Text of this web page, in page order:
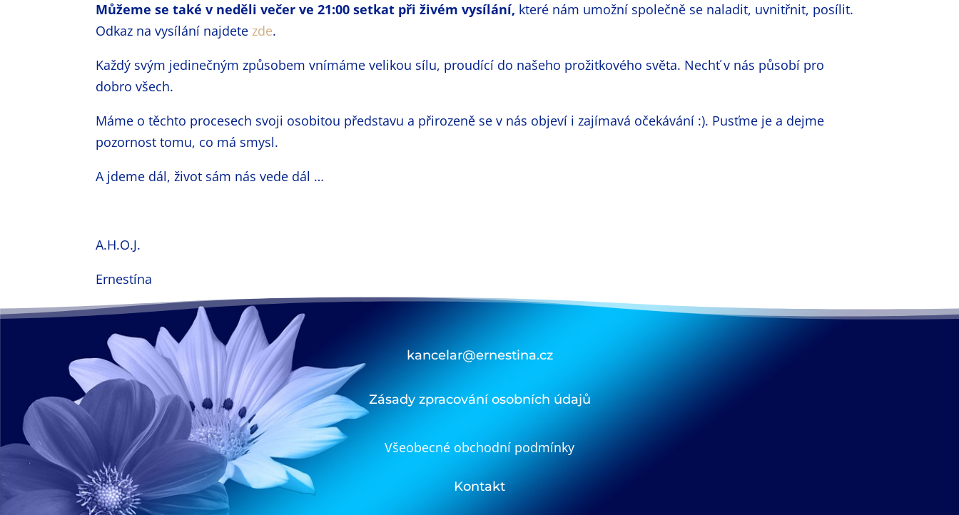
Můžeme se také v neděli večer ve 21:00 setkat při živém vysílání, které nám umožní společně se naladit, uvnitřnit, posílit.
Odkaz na vysílání najdetezde.
Každý svým jedinečným způsobem vnímáme velikou sílu, proudící do našeho prožitkového světa. Nechť v nás působí pro
dobro všech.
Máme o těchto procesech svoji osobitou představu a přirozeně se v nás objeví i zajímavá očekávání :). Pusťme je a dejme
pozornost tomu, co má smysl.
A jdeme dál, život sám nás vede dál …
A.H.O.J.
Ernestína
kancelar@ernestina.cz
Zásady zpracování osobních údajů
Všeobecné obchodní podmínky
Kontakt